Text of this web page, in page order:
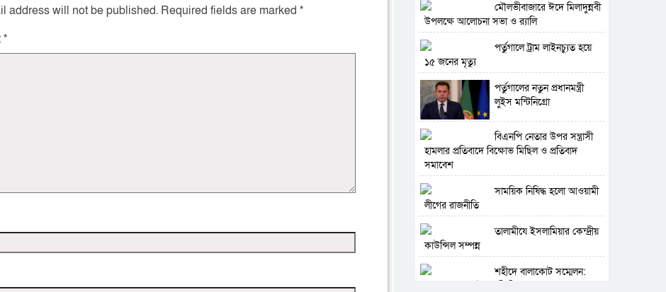
address will not be published. Required fields are marked *
*
মৌলভীবাজারে ঈদে মিলাদুন্নবী
উপলক্ষে আলোচনা সভা ও র‍্যালি
পর্তুগালে ট্রাম লাইনচ্যুত হয়ে
১৫ জনের মৃত্যু
পর্তুগালের নতুন প্রধানমন্ত্রী
লুইস মন্টিনিগ্রো
বিএনপি নেতার উপর সন্ত্রাসী
হামলার প্রতিবাদে বিক্ষোভ মিছিল ও প্রতিবাদ
সমাবেশ
সাময়িক নিষিদ্ধ হলো আওয়ামী
লীগের রাজনীতি
‎তালামীযে ইসলামিয়ার কেন্দ্রীয়
কাউন্সিল সম্পন্ন
শহীদে বালাকোট সম্মেলন: